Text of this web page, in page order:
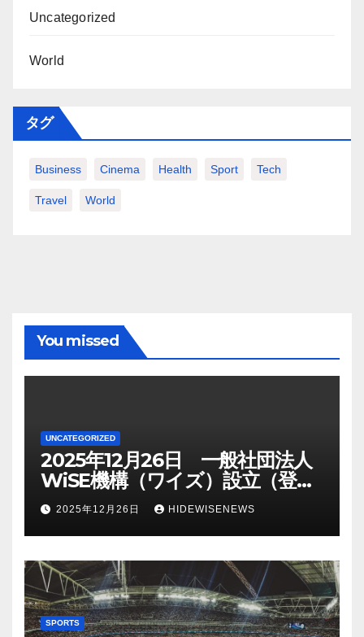
Uncategorized
World
タグ
Business Cinema Health Sport Tech
Travel World
You missed
UNCATEGORIZED
2025年12月26日 一般社団法人
WiSE機構（ワイズ）設立（登記
日）
2025年12月26日 HIDEWISENEWS
SPORTS